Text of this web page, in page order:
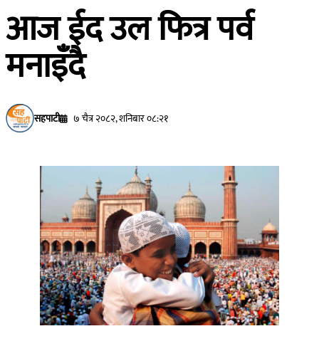
आज ईद उल फित्र पर्व
मनाइँदै
सहपाटी ७ चैत्र २०८२, शनिबार ०८:२१